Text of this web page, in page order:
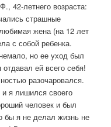
42-летнего возраста:
страшные
жена (на 12 лет
с собой ребенка.
но ее уход был
ей всего себя!
разочаровался.
я лишился своего
человек и был
бы я не делал жизнь не